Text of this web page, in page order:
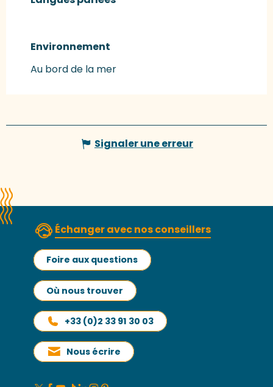
Environnement
Environnement
Au bord de la mer
Signaler une erreur
Échanger avec nos conseillers
Foire aux questions
Où nous trouver
+33 (0)2 33 91 30 03
Nous écrire